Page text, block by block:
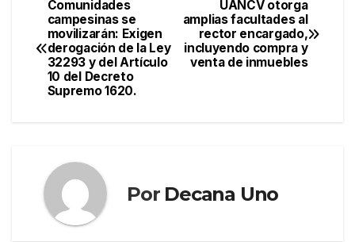
Navegación
de
entradas
UANCV otorga
amplias facultades al
rector encargado,
incluyendo compra y
venta de inmuebles
Comunidades
campesinas se
movilizarán: Exigen
derogación de la Ley
32293 y del Artículo
10 del Decreto
Supremo 1620.
Por Decana Uno